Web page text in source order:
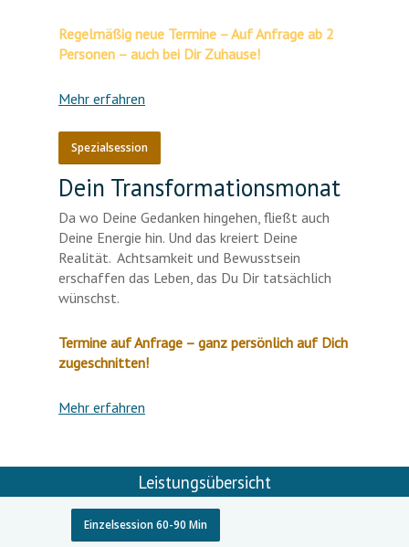
Regelmäßig neue Termine – Auf Anfrage ab 2
Personen – auch bei Dir Zuhause!
Mehr erfahren
Spezialsession
Dein Transformationsmonat
Da wo Deine Gedanken hingehen, fließt auch
Deine Energie hin. Und das kreiert Deine
Realität. Achtsamkeit und Bewusstsein
erschaffen das Leben, das Du Dir tatsächlich
wünschst.
Termine auf Anfrage – ganz persönlich auf Dich
zugeschnitten!
Mehr erfahren
Leistungsübersicht
Einzelsession 60-90 Min